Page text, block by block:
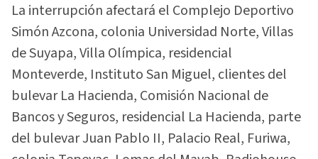
La interrupción afectará el Complejo Deportivo
Simón Azcona, colonia Universidad Norte, Villas
de Suyapa, Villa Olímpica, residencial
Monteverde, Instituto San Miguel, clientes del
bulevar La Hacienda, Comisión Nacional de
Bancos y Seguros, residencial La Hacienda, parte
del bulevar Juan Pablo II, Palacio Real, Furiwa,